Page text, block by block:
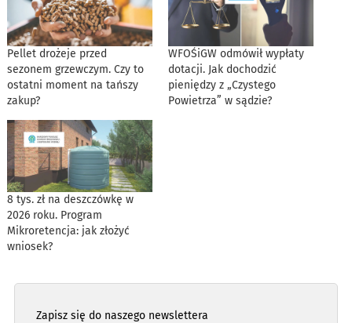
Pellet drożeje przed
sezonem grzewczym. Czy to
ostatni moment na tańszy
zakup?
WFOŚiGW odmówił wypłaty
dotacji. Jak dochodzić
pieniędzy z „Czystego
Powietrza” w sądzie?
8 tys. zł na deszczówkę w
2026 roku. Program
Mikroretencja: jak złożyć
wniosek?
Zapisz się do naszego newslettera